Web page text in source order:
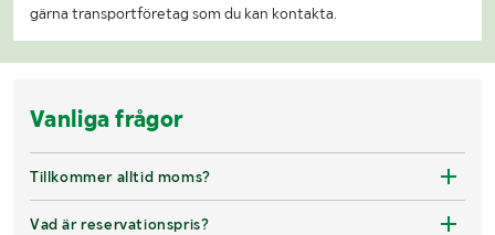
gärna transportföretag som du kan kontakta.
Vanliga frågor
Tillkommer alltid moms?
Vad är reservationspris?